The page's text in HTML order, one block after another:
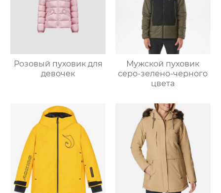
Розовый пуховик для
девочек
Мужской пуховик
серо-зелено-черного
цвета